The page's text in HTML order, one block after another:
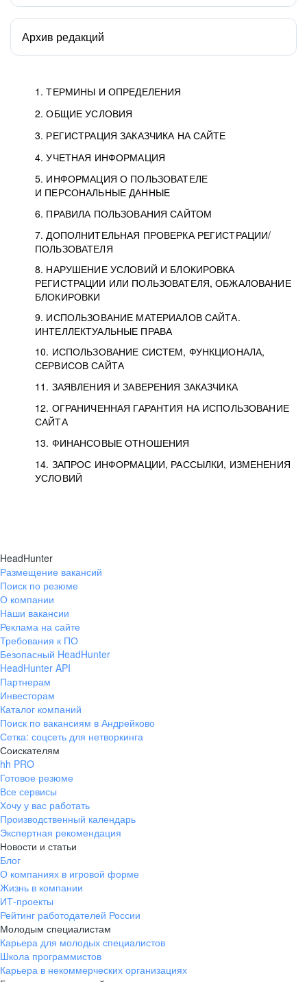
1. ТЕРМИНЫ И ОПРЕДЕЛЕНИЯ
2. ОБЩИЕ УСЛОВИЯ
3. РЕГИСТРАЦИЯ ЗАКАЗЧИКА НА САЙТЕ
4. УЧЕТНАЯ ИНФОРМАЦИЯ
5. ИНФОРМАЦИЯ О ПОЛЬЗОВАТЕЛЕ
И ПЕРСОНАЛЬНЫЕ ДАННЫЕ
6. ПРАВИЛА ПОЛЬЗОВАНИЯ САЙТОМ
7. ДОПОЛНИТЕЛЬНАЯ ПРОВЕРКА РЕГИСТРАЦИИ/
ПОЛЬЗОВАТЕЛЯ
8. НАРУШЕНИЕ УСЛОВИЙ И БЛОКИРОВКА
РЕГИСТРАЦИИ ИЛИ ПОЛЬЗОВАТЕЛЯ, ОБЖАЛОВАНИЕ
БЛОКИРОВКИ
9. ИСПОЛЬЗОВАНИЕ МАТЕРИАЛОВ САЙТА.
ИНТЕЛЛЕКТУАЛЬНЫЕ ПРАВА
10. ИСПОЛЬЗОВАНИЕ СИСТЕМ, ФУНКЦИОНАЛА,
СЕРВИСОВ САЙТА
11. ЗАЯВЛЕНИЯ И ЗАВЕРЕНИЯ ЗАКАЗЧИКА
12. ОГРАНИЧЕННАЯ ГАРАНТИЯ НА ИСПОЛЬЗОВАНИЕ
САЙТА
13. ФИНАНСОВЫЕ ОТНОШЕНИЯ
14. ЗАПРОС ИНФОРМАЦИИ, РАССЫЛКИ, ИЗМЕНЕНИЯ
УСЛОВИЙ
Архив редакций
HeadHunter
Размещение вакансий
Поиск по резюме
О компании
Наши вакансии
Реклама на сайте
Требования к ПО
Безопасный HeadHunter
HeadHunter API
Партнерам
Инвесторам
Каталог компаний
Поиск по вакансиям в Андрейково
Сетка: соцсеть для нетворкинга
Соискателям
hh PRO
Готовое резюме
Все сервисы
Хочу у вас работать
Производственный календарь
Экспертная рекомендация
Новости и статьи
Блог
О компаниях в игровой форме
Жизнь в компании
ИТ-проекты
Рейтинг работодателей России
Молодым специалистам
Карьера для молодых специалистов
Школа программистов
Карьера в некоммерческих организациях